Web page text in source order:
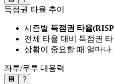
득점권 타율 추이
시즌별 득점권 타율
전체 타율 대비 득점권
상황이 중요할 때 얼마나
좌투/우투 대응력
💾 ?